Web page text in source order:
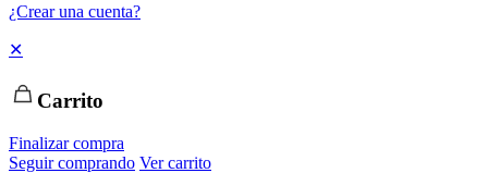
¿Crear una cuenta?
✕
Carrito
Finalizar compra
Seguir comprando Ver carrito